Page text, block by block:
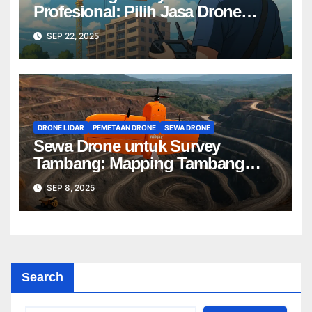
Profesional: Pilih Jasa Drone
Terbaik untuk Proyek Anda
SEP 22, 2025
DRONE LIDAR PEMETAAN DRONE SEWA DRONE
Sewa Drone untuk Survey
Tambang: Mapping Tambang
Profesional Lebih Cepat & Akurat
SEP 8, 2025
Search